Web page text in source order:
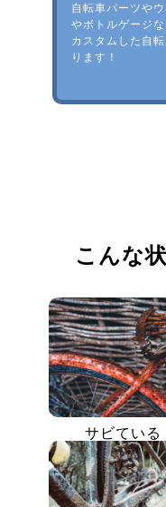
自転車パーツや
やボトルゲージ
カスタムした自
ります！
こんな
サビている